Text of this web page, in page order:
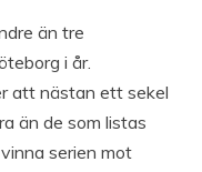
än tre
i år.
att nästan ett sekel
än de som listas
serien mot